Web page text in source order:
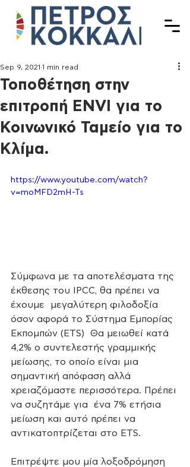
Τοποθέτηση στην
επιτροπή ENVI για το
Κοινωνικό Ταμείο για το
Κλίμα.
Sep 9, 2021 1 min read
https://www.youtube.com/watch?
v=moMFD2mH-Ts
Σύμφωνα με τα αποτελέσματα της
έκθεσης του IPCC, θα πρέπει να
έχουμε  μεγαλύτερη φιλοδοξία
όσον αφορά το Σύστημα Εμπορίας
Εκπομπών (ETS)  Θα μειωθεί κατά
4,2% ο συντελεστής γραμμικής
μείωσης, το οποίο είναι μια
σημαντική απόφαση αλλά
χρειαζόμαστε περισσότερα. Πρέπει
να συζητάμε για  ένα 7% ετήσια
μείωση και αυτό πρέπει να
αντικατοπτρίζεται στο ETS.
Επιτρέψτε μου μία λοξοδρόμηση